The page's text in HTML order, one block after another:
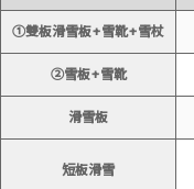
①雙板滑雪板+雪靴+雪杖
②雪板+雪靴
滑雪板
短板滑雪